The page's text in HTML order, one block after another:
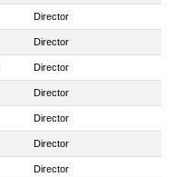
Director
Director
Director
Director
Director
Director
Director